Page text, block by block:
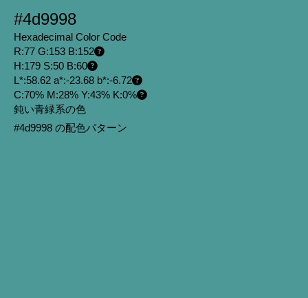
#4d9998
Hexadecimal Color Code
R:77 G:153 B:152
H:179 S:50 B:60
L*:58.62 a*:-23.68 b*:-6.72
C:70% M:28% Y:43% K:0%
鈍い青緑系の色
#4d9998 の配色パターン